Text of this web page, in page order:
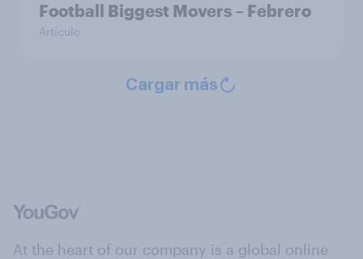
Football Biggest Movers – Febrero
Artículo
Cargar más
At the heart of our company is a global online